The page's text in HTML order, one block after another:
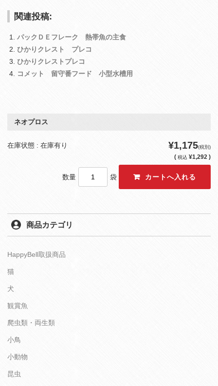
関連投稿:
パックＤＥフレーク 熱帯魚の主食
ひかりクレスト プレコ
ひかりクレストプレコ
コメット 留守番フード 小型水槽用
ネオプロス
在庫状態 : 在庫有り ¥1,175(税別)
( 税込 ¥1,292 )
数量 袋
商品カテゴリ
HappyBell取扱商品
猫
犬
観賞魚
爬虫類・両生類
小鳥
小動物
昆虫